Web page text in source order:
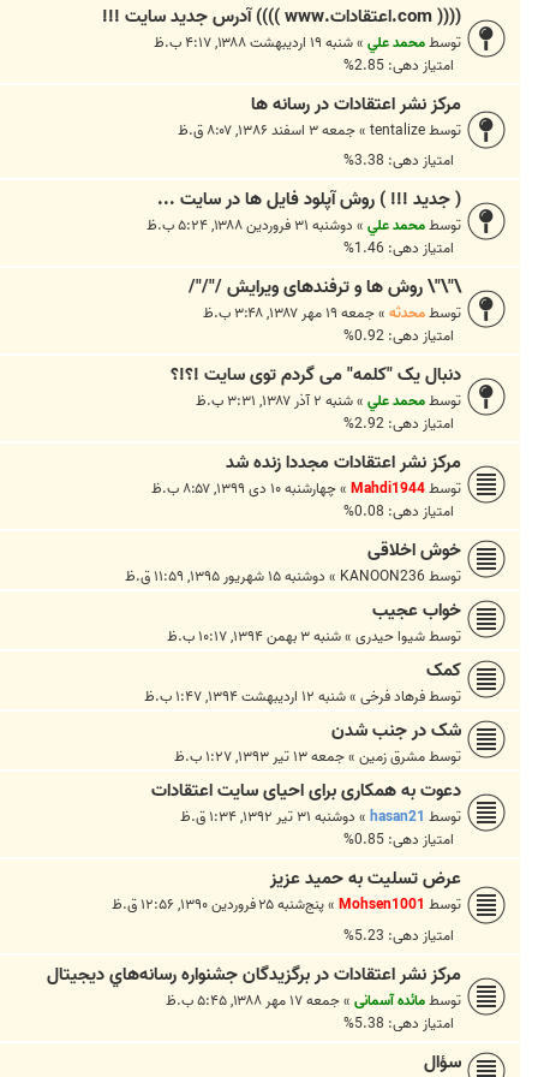
(((( com.اعتقادات.www )))) آدرس جدید سایت !!!
توسطمحمد علي »شنبه ۱۹ اردیبهشت ۱۳۸۸, ۴:۱۷ ب.ظ
امتیاز دهی: 2.85%
مرکز نشر اعتقادات در رسانه ها
توسطtentalize
»جمعه ۳ اسفند ۱۳۸۶, ۸:۰۷ ق.ظ
امتیاز دهی: 3.38%
( جدید !!! ) روش آپلود فایل ها در سایت ...
توسطمحمد علي » دوشنبه ۳۱ فروردین ۱۳۸۸, ۵:۲۴ ب.ظ
امتیاز دهی: 1.46%
\"\"\ روش ها و ترفندهای ویرایش /"/"/
توسطمحدثه »جمعه ۱۹ مهر ۱۳۸۷, ۳:۴۸ ب.ظ
امتیاز دهی: 0.92%
دنبال یک "کلمه" می گردم توی سایت !؟!؟
توسطمحمد علي »شنبه ۲ آذر ۱۳۸۷, ۳:۳۱ ب.ظ
امتیاز دهی: 2.92%
مرکز نشر اعتقادات مجددا زنده شد
توسطMahdi1944
»چهارشنبه ۱۰ دی ۱۳۹۹, ۸:۵۷ ب.ظ
امتیاز دهی: 0.08%
خوش اخلاقی
توسط KANOON236
» دوشنبه ۱۵ شهریور ۱۳۹۵, ۱۱:۵۹ ق.ظ
خواب عجیب
توسطشیوا حیدری »شنبه ۳ بهمن ۱۳۹۴, ۱۰:۱۷ ب.ظ
کمک
توسطفرهاد فرخی »شنبه ۱۲ اردیبهشت ۱۳۹۴, ۱:۴۷ ب.ظ
شک در جنب شدن
توسطمشرق زمین »جمعه ۱۳ تیر ۱۳۹۳, ۱:۲۷ ب.ظ
دعوت به همکاری برای احیای سایت اعتقادات
توسط hasan21
» دوشنبه ۳۱ تیر ۱۳۹۲, ۱:۳۴ ق.ظ
امتیاز دهی: 0.85%
عرض تسلیت به حمید عزیز
توسط Mohsen1001
»پنج‌شنبه ۲۵ فروردین ۱۳۹۰, ۱۲:۵۶ ق.ظ
امتیاز دهی: 5.23%
مرکز نشر اعتقادات در برگزيدگان جشنواره رسانه‌هاي ديجيتال
توسطمائده آسمانی »جمعه ۱۷ مهر ۱۳۸۸, ۵:۴۵ ب.ظ
امتیاز دهی: 5.38%
سؤال